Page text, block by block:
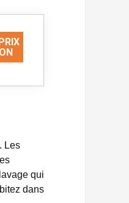
Les
qui
dans